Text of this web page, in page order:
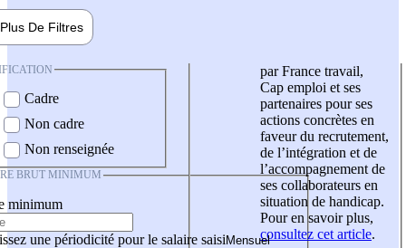
Plus De Filtres
Cadre
Non cadre
Non renseignée
BRUT MINIMUM
minimum
une périodicité pour le salaire saisi
par France travail,
Cap emploi et ses
partenaires pour ses
actions concrètes en
faveur du recrutement,
de l’intégration et de
l’accompagnement de
ses collaborateurs en
situation de handicap.
Pour en savoir plus,
consultez cet article.